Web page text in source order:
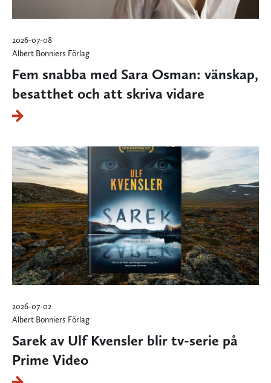
2026-07-08
Albert Bonniers Förlag
Fem snabba med Sara Osman: vänskap,
besatthet och att skriva vidare
2026-07-02
Albert Bonniers Förlag
Sarek av Ulf Kvensler blir tv-serie på
Prime Video